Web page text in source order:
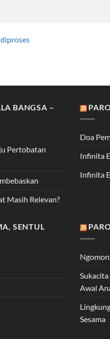
BANGSA –
Pertobatan
Masih Relevan?
Doa
Infinita
Infinita
SENTUL
Awal
Sesama